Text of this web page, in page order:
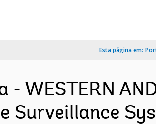
Esta página em:
WESTERN
Surveillance